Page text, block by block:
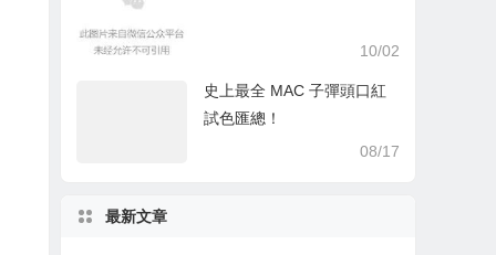
10/02
史上最全 MAC 子彈頭口紅
試色匯總！
08/17
最新文章